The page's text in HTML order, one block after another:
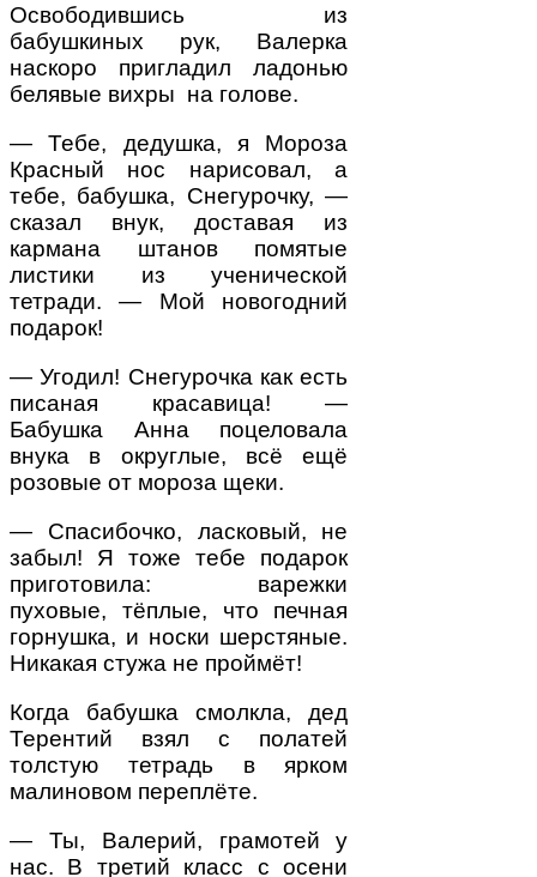
Освободившись из
бабушкиных рук, Валерка
наскоро пригладил ладонью
белявые вихры на голове.
— Тебе, дедушка, я Мороза
Красный нос нарисовал, а
тебе, бабушка, Снегурочку, —
сказал внук, доставая из
кармана штанов помятые
листики из ученической
тетради. — Мой новогодний
подарок!
— Угодил! Снегурочка как есть
писаная красавица! —
Бабушка Анна поцеловала
внука в округлые, всё ещё
розовые от мороза щеки.
— Спасибочко, ласковый, не
забыл! Я тоже тебе подарок
приготовила: варежки
пуховые, тёплые, что печная
горнушка, и носки шерстяные.
Никакая стужа не проймёт!
Когда бабушка смолкла, дед
Терентий взял с полатей
толстую тетрадь в ярком
малиновом переплёте.
— Ты, Валерий, грамотей у
нас. В третий класс с осени